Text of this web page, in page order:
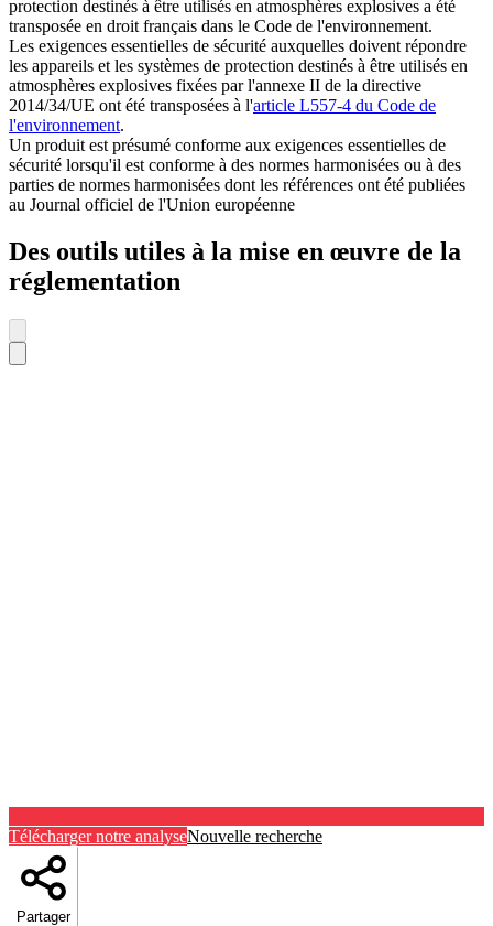
protection destinés à être utilisés en atmosphères explosives a été
transposée en droit français dans le Code de l'environnement.
Les exigences essentielles de sécurité auxquelles doivent répondre
les appareils et les systèmes de protection destinés à être utilisés en
atmosphères explosives fixées par l'annexe II de la directive
2014/34/UE ont été transposées à l'article L557-4 du Code de
l'environnement.
Un produit est présumé conforme aux exigences essentielles de
sécurité lorsqu'il est conforme à des normes harmonisées ou à des
parties de normes harmonisées dont les références ont été publiées
au Journal officiel de l'Union européenne
Des outils utiles à la mise en œuvre de la
réglementation
Télécharger notre analyseNouvelle recherche
Partager